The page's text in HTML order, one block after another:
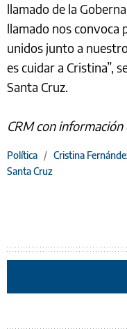
llamado de la
llamado nos convoca
unidos junto a
es cuidar a Cristina”,
Santa Cruz.
CRM con información
Política / Cristina
Santa Cruz